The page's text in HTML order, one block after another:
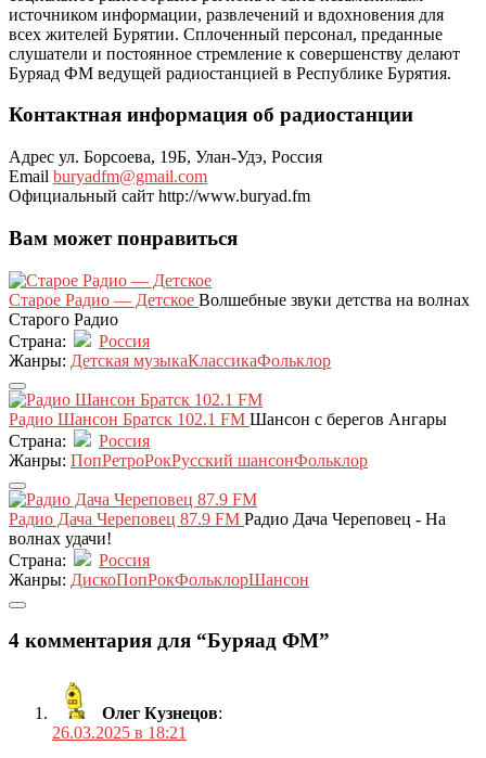
источником информации, развлечений и вдохновения для
всех жителей Бурятии. Сплоченный персонал, преданные
слушатели и постоянное стремление к совершенству делают
Буряад ФМ ведущей радиостанцией в Республике Бурятия.
Контактная информация об радиостанции
Адрес ул. Борсоева, 19Б, Улан-Удэ, Россия
Email buryadfm@gmail.com
Официальный сайт http://www.buryad.fm
Вам может понравиться
Старое Радио — Детское Волшебные звуки детства на волнах
Старого Радио
Страна:
Россия
Жанры: Детская музыкаКлассикаФольклор
Радио Шансон Братск 102.1 FM Шансон с берегов Ангары
Страна:
Россия
Жанры: ПопРетроРокРусский шансонФольклор
Радио Дача Череповец 87.9 FM Радио Дача Череповец - На
волнах удачи!
Страна:
Россия
Жанры: ДискоПопРокФольклорШансон
4 комментария для “Буряад ФМ”
Олег Кузнецов:
26.03.2025 в 18:21